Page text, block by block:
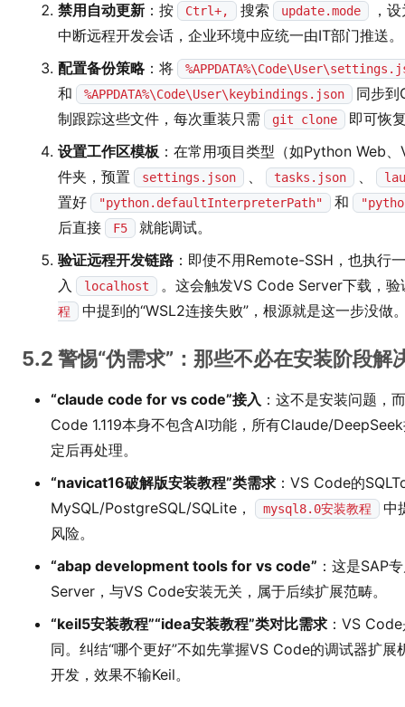
禁用自动更新 ：按 Ctrl+, 搜索 update.mode
，
中断远程开发会话，企业环境中应统一由IT部门推送。
配置备份策略：将
和 %APPDATA%\Code\User\keybindings.json
同步到
制跟踪这些文件，每次重装只需
git clone
即可恢
设置工作区模板 ：在常用项目类型（如Python Web
件夹，预置
settings.json 、 tasks.json 、
置好 "python.defaultInterpreterPath" 和
后直接 F5
就能调试。
验证远程开发链路 ：即使不用Remote-SSH，也执行
入
localhost 。这会触发VS Code Server下载，
程 中提到的“WSL2连接失败”，根源就是这一步没做
5.2 警惕“伪需求”：那些不必在安装阶段解
“claude code for vs code”接入 ：这不是安装问题，
Code 1.119本身不包含AI功能，所有Claude/
定后再处理。
“navicat16破解版安装教程”类需求 ：VS Code的
MySQL/PostgreSQL/SQLite，
mysql8.0安装教程
中
风险。
“abap development tools for vs code” ：这是SAP
Server，与VS Code安装无关，属于后续扩展范畴。
“keil5安装教程”“idea安装教程”类对比需求 ：VS
同。纠结“哪个更好”不如先掌握VS Code的调试器扩展
开发，效果不输Keil。